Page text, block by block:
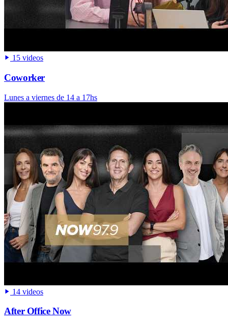
15 videos
Coworker
Lunes a viernes de 14 a 17hs
14 videos
After Office Now